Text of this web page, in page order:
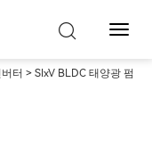
탐
토
터 > SIxV BLDC 태양광 펌